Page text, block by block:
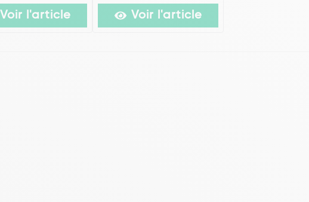
Voir l'article Voir l'article